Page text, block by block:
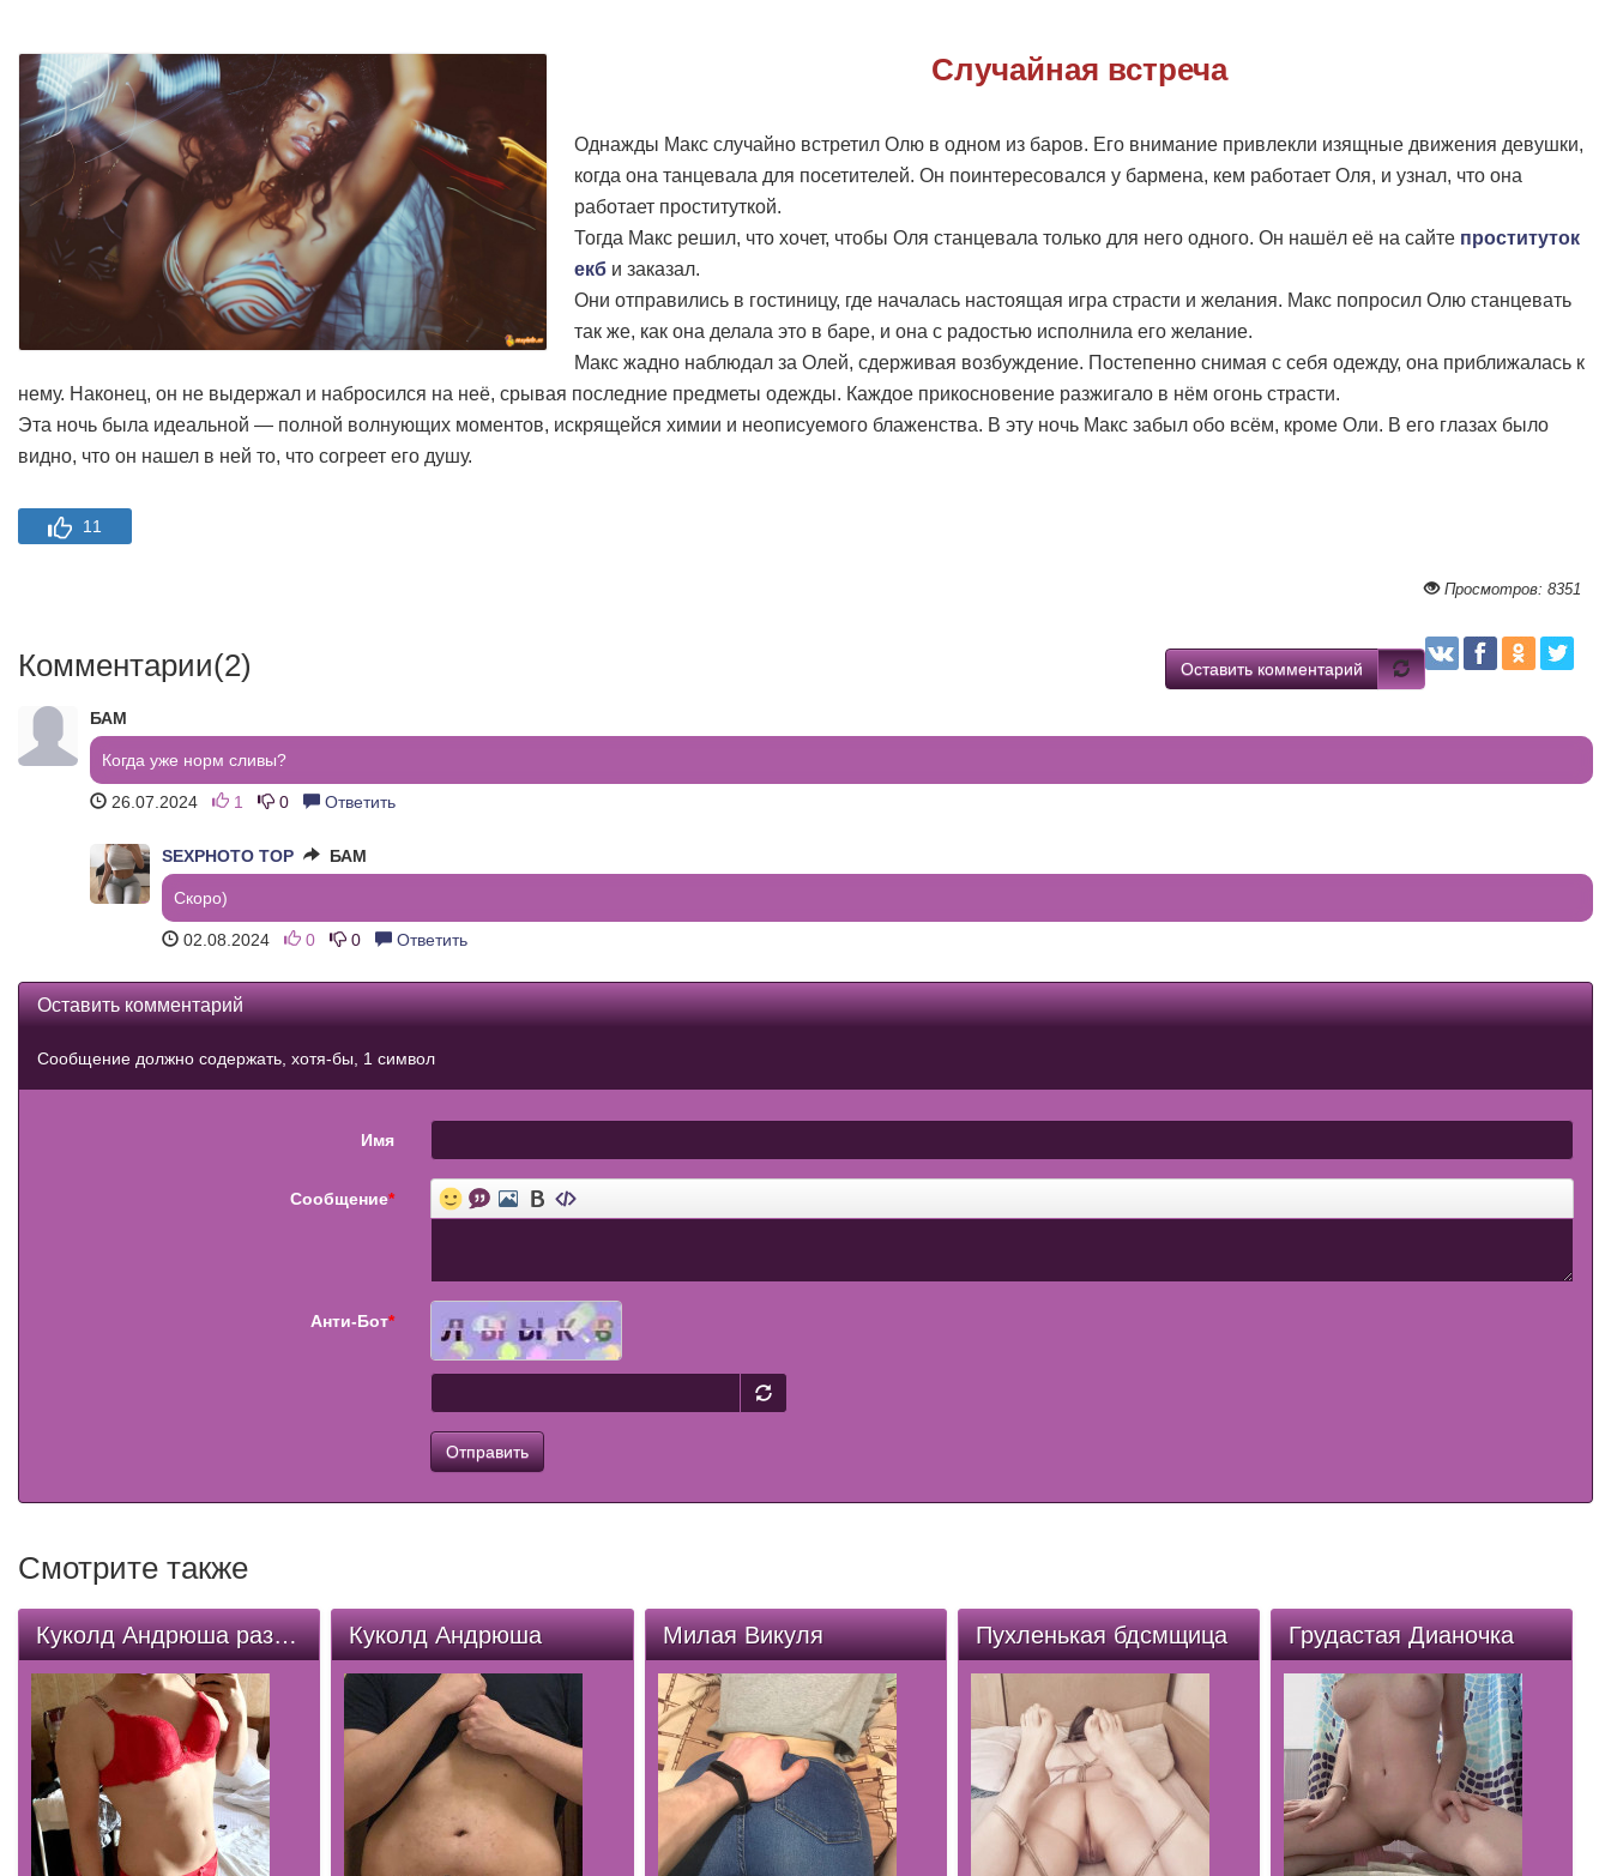
Случайная встреча
Однажды Макс случайно встретил Олю в одном из баров. Его внимание привлекли изящные движения девушки,
когда она танцевала для посетителей. Он поинтересовался у бармена, кем работает Оля, и узнал, что она
работает проституткой.
Тогда Макс решил, что хочет, чтобы Оля станцевала только для него одного. Он нашёл её на сайте проституток
екб и заказал.
Они отправились в гостиницу, где началась настоящая игра страсти и желания. Макс попросил Олю станцевать
так же, как она делала это в баре, и она с радостью исполнила его желание.
Макс жадно наблюдал за Олей, сдерживая возбуждение. Постепенно снимая с себя одежду, она приближалась к
нему. Наконец, он не выдержал и набросился на неё, срывая последние предметы одежды. Каждое прикосновение разжигало в нём огонь страсти.
Эта ночь была идеальной — полной волнующих моментов, искрящейся химии и неописуемого блаженства. В эту ночь Макс забыл обо всём, кроме Оли. В его глазах было
видно, что он нашел в ней то, что согреет его душу.
11
Просмотров: 8351
Оставить комментарий
Комментарии(2)
БАМ
Когда уже норм сливы?
26.07.2024 1 0 Ответить
SEXPHOTO TOP БАМ
Скоро)
02.08.2024 0 0 Ответить
Оставить комментарий
Сообщение должно содержать, хотя-бы, 1 символ
Имя
Сообщение*
Анти-Бот*
Смотрите также
Куколд Андрюша развлекается Куколд Андрюша Милая Викуля Пухленькая бдсмщица Грудастая Дианочка